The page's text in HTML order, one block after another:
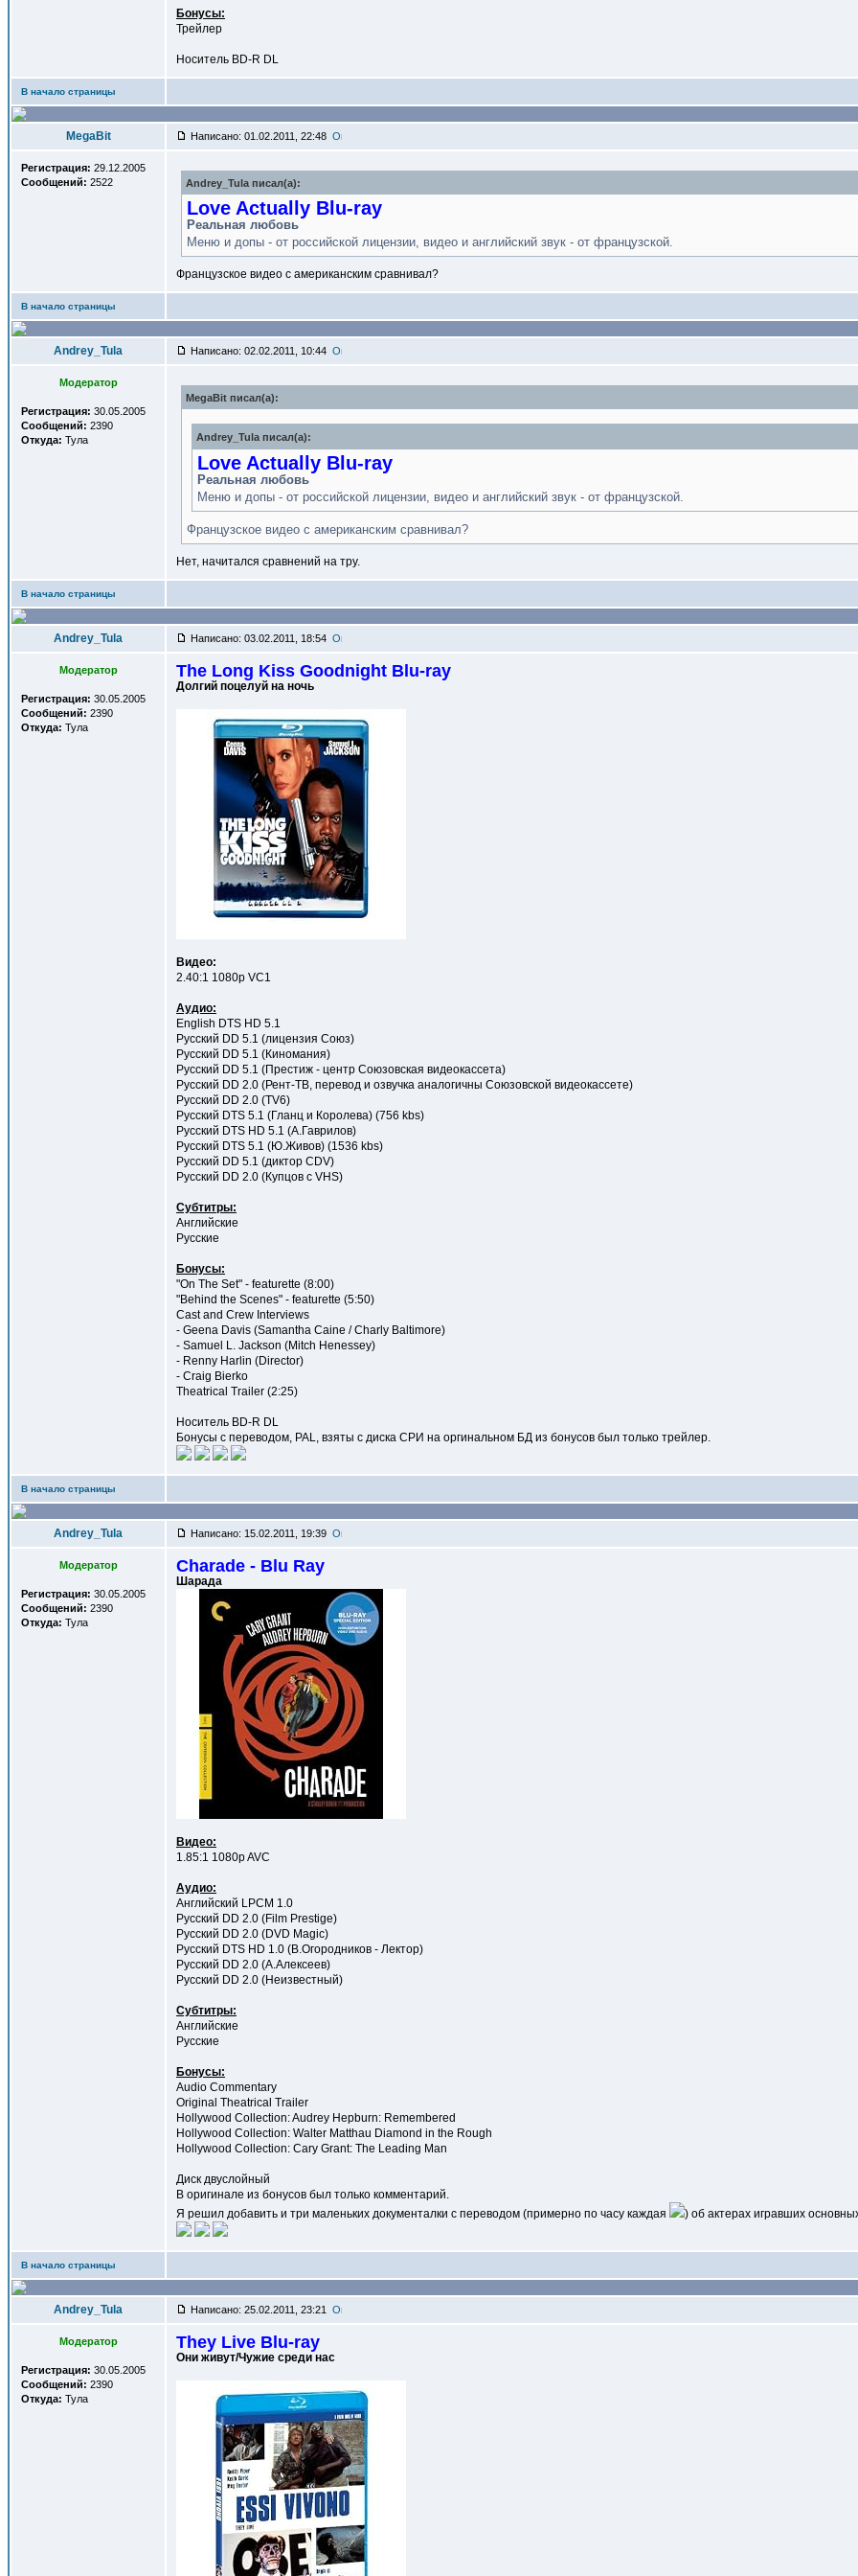
Бонусы:
Трейлер
Носитель BD-R DL
В начало страницы
MegaBit Написано: 01.02.2011, 22:48
Регистрация: 29.12.2005
Сообщений: 2522 Andrey_Tula писал(a):
Love Actually Blu-ray
Реальная любовь
Меню и допы - от российской лицензии, видео и английский звук - от французской.
Французское видео с американским сравнивал?
В начало страницы
Andrey_Tula Написано: 02.02.2011, 10:44
Модератор
Регистрация: 30.05.2005
Сообщений: 2390
Откуда: Тула
MegaBit писал(a):
Andrey_Tula писал(a):
Love Actually Blu-ray
Реальная любовь
Меню и допы - от российской лицензии, видео и английский звук - от французской.
Французское видео с американским сравнивал?
Нет, начитался сравнений на тру.
В начало страницы
Andrey_Tula Написано: 03.02.2011, 18:54
Модератор
Регистрация: 30.05.2005
Сообщений: 2390
Откуда: Тула
The Long Kiss Goodnight Blu-ray
Долгий поцелуй на ночь
Видео:
2.40:1 1080p VC1
Аудио:
English DTS HD 5.1
Русский DD 5.1 (лицензия Союз)
Русский DD 5.1 (Киномания)
Русский DD 5.1 (Престиж - центр Союзовская видеокассета)
Русский DD 2.0 (Рент-ТВ, перевод и озвучка аналогичны Союзовской видеокассете)
Русский DD 2.0 (TV6)
Русский DTS 5.1 (Гланц и Королева) (756 kbs)
Русский DTS HD 5.1 (А.Гаврилов)
Русский DTS 5.1 (Ю.Живов) (1536 kbs)
Русский DD 5.1 (диктор CDV)
Русский DD 2.0 (Купцов с VHS)
Субтитры:
Английские
Русские
Бонусы:
"On The Set" - featurette (8:00)
"Behind the Scenes" - featurette (5:50)
Cast and Crew Interviews
- Geena Davis (Samantha Caine / Charly Baltimore)
- Samuel L. Jackson (Mitch Henessey)
- Renny Harlin (Director)
- Craig Bierko
Theatrical Trailer (2:25)
Носитель BD-R DL
Бонусы с переводом, PAL, взяты с диска СРИ на оргинальном БД из бонусов был только трейлер.
В начало страницы
Andrey_Tula Написано: 15.02.2011, 19:39
Модератор
Регистрация: 30.05.2005
Сообщений: 2390
Откуда: Тула
Charade - Blu Ray
Шарада
Видео:
1.85:1 1080p AVC
Аудио:
Английский LPCM 1.0
Русский DD 2.0 (Film Prestige)
Русский DD 2.0 (DVD Magic)
Русский DTS HD 1.0 (В.Огородников - Лектор)
Русский DD 2.0 (А.Алексеев)
Русский DD 2.0 (Неизвестный)
Субтитры:
Английские
Русские
Бонусы:
Audio Commentary
Original Theatrical Trailer
Hollywood Collection: Audrey Hepburn: Remembered
Hollywood Collection: Walter Matthau Diamond in the Rough
Hollywood Collection: Cary Grant: The Leading Man
Диск двуслойный
В оригинале из бонусов был только комментарий.
Я решил добавить и три маленьких документалки c переводом (примерно по часу каждая
) об актерах игравших
В начало страницы
Andrey_Tula Написано: 25.02.2011, 23:21
Модератор
Регистрация: 30.05.2005
Сообщений: 2390
Откуда: Тула
They Live Blu-ray
Они живут/Чужие среди нас